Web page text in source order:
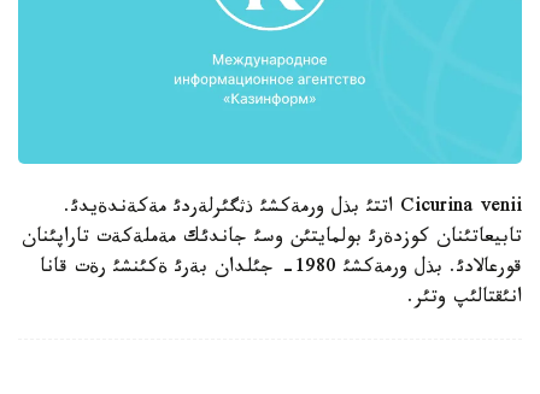
Cicurina venii اتتئ بذل ورمةكشئ ذثگئرلةردئ مةكةندةيدئ.
تابيعاتئنان كوزدةرئ بولمايتئن وسئ جاندئك مةملةكةت تاراپئنان
قورعالادئ. بذل ورمةكشئ 1980- جئلدان بةرئ ةكئنشئ رةت قانا
انئقتالئپ وتئر.